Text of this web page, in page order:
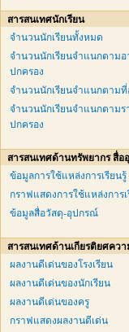
สารสนเทศนักเรียน
จำนวนนักเรียนทั้งหมด
จำนวนนักเรียนจำแนกตามอ
ปกครอง
จำนวนนักเรียนจำแนกตามที่
จำนวนนักเรียนจำแนกตามร
ปกครอง
สารสนเทศด้านทรัพยากร สื่
ข้อมูลการใช้แหล่งการเรียนรู้
กราฟแสดงการใช้แหล่งการ
ข้อมูลสื่อวัสดุ-อุปกรณ์
สารสนเทศด้านเกียรติยศคว
ผลงานดีเด่นของโรงเรียน
ผลงานดีเด่นของนักเรียน
ผลงานดีเด่นของครู
กราฟแสดงผลงานดีเด่น